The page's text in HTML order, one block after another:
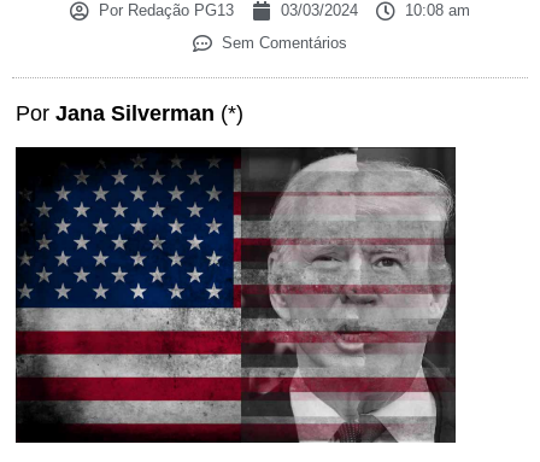
Por Redação PG13 03/03/2024
10:08 am
Sem Comentários
Por Jana Silverman (*)